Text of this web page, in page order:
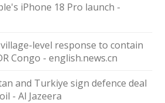
iPhone 18 Pro launch -
level response to contain
Congo - english.news.cn
and Turkiye sign defence deal
- Al Jazeera